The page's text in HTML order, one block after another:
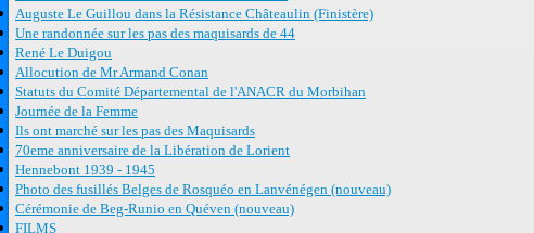
Auguste Le Guillou dans la Résistance Châteaulin (Finistère)
Une randonnée sur les pas des maquisards de 44
René Le Duigou
Allocution de Mr Armand Conan
Statuts du Comité Départemental de l'ANACR du Morbihan
Journée de la Femme
Ils ont marché sur les pas des Maquisards
70eme anniversaire de la Libération de Lorient
Hennebont 1939 - 1945
Photo des fusillés Belges de Rosquéo en Lanvénégen (nouveau)
Cérémonie de Beg-Runio en Quéven (nouveau)
FILMS